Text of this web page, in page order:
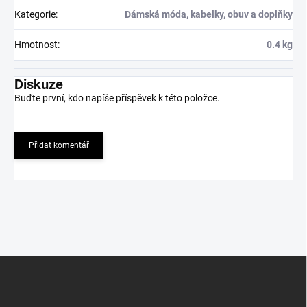
Kategorie: Dámská móda, kabelky, obuv a doplňky
Hmotnost: 0.4 kg
Diskuze
Buďte první, kdo napíše příspěvek k této položce.
Přidat komentář